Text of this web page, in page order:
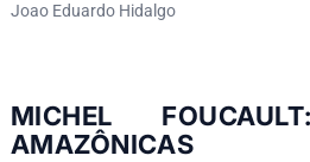
Joao Eduardo Hidalgo
MICHEL
AMAZÔNICAS